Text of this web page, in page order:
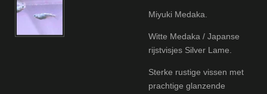
Miyuki Medaka.
Witte Medaka / Japanse
rijstvisjes Silver Lame.
Sterke rustige vissen met
prachtige glanzende